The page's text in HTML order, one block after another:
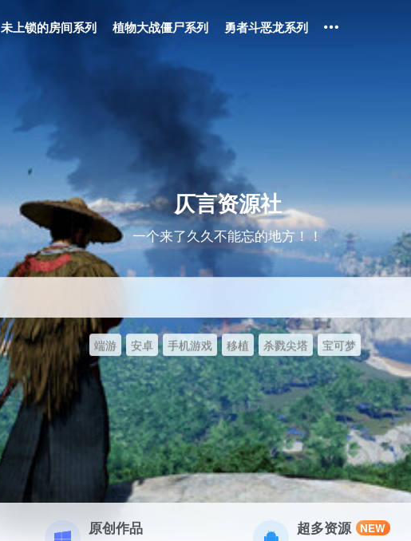
未上锁的房间系列 植物大战僵尸系列 勇者斗恶龙系列
仄言资源社
一个来了久久不能忘的地方！！
端游 安卓 手机游戏 移植 杀戮尖塔 宝可梦
原创作品 超多资源 NEW